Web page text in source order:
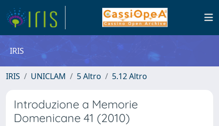
IRIS
IRIS UNICLAM 5 Altro 5.12 Altro
Introduzione a Memorie
Domenicane 41 (2010)